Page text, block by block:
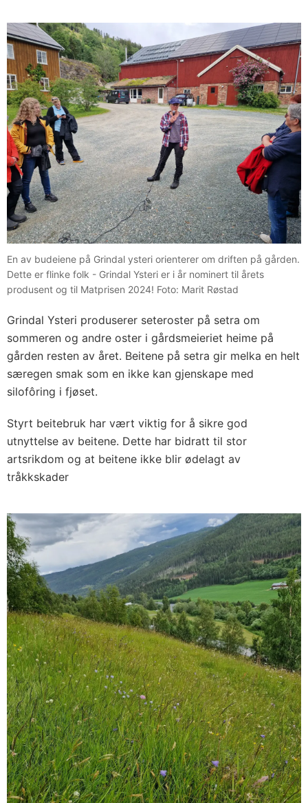
En av budeiene på Grindal ysteri orienterer om driften på gården.
Dette er flinke folk - Grindal Ysteri er i år nominert til årets
produsent og til Matprisen 2024! Foto: Marit Røstad
Grindal Ysteri produserer seteroster på setra om
sommeren og andre oster i gårdsmeieriet heime på
gården resten av året. Beitene på setra gir melka en helt
særegen smak som en ikke kan gjenskape med
silofôring i fjøset.
Styrt beitebruk har vært viktig for å sikre god
utnyttelse av beitene. Dette har bidratt til stor
artsrikdom og at beitene ikke blir ødelagt av
tråkkskader